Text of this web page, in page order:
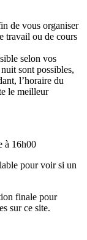
de vous organiser
travail ou de cours
selon vos
sont possibles,
l’horaire du
le meilleur
à 16h00
pour voir si un
finale pour
sur ce site.